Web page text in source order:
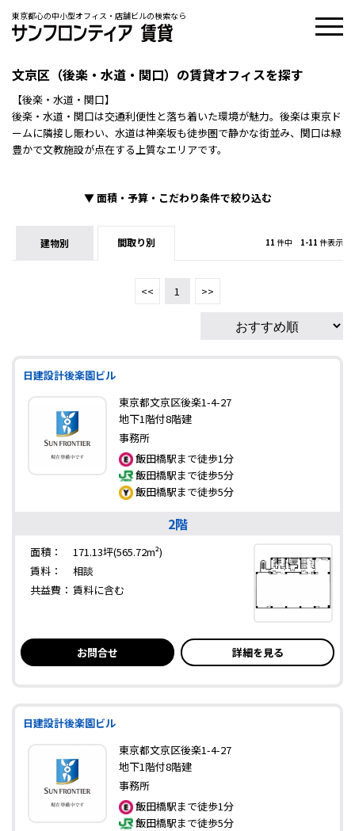
東京都心の中小型オフィス・店舗ビルの検索なら
文京区（後楽・水道・関口）の賃貸オフィスを探す
【後楽・水道・関口】
後楽・水道・関口は交通利便性と落ち着いた環境が魅力。後楽は東京ド
ームに隣接し賑わい、水道は神楽坂も徒歩圏で静かな街並み、関口は緑
豊かで文教施設が点在する上質なエリアです。
▼面積・予算・こだわり条件で絞り込む
建物別 間取り別 11 件中 1-11 件表示
<< 1 >>
日建設計後楽園ビル
東京都文京区後楽1-4-27
地下1階付8階建
事務所
飯田橋駅まで徒歩1分
飯田橋駅まで徒歩5分
飯田橋駅まで徒歩5分
2階
面積：
171.13坪(565.72m²)
賃料：
相談
共益費： 賃料に含む
お問合せ 詳細を見る
日建設計後楽園ビル
東京都文京区後楽1-4-27
地下1階付8階建
事務所
飯田橋駅まで徒歩1分
飯田橋駅まで徒歩5分